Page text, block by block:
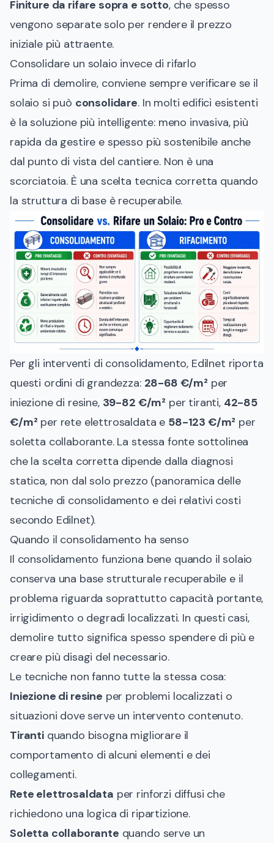
Finiture da rifare sopra e sotto, che spesso
vengono separate solo per rendere il prezzo
iniziale più attraente.
Consolidare un solaio invece di rifarlo
Prima di demolire, conviene sempre verificare se il
solaio si può consolidare. In molti edifici esistenti
è la soluzione più intelligente: meno invasiva, più
rapida da gestire e spesso più sostenibile anche
dal punto di vista del cantiere. Non è una
scorciatoia. È una scelta tecnica corretta quando
la struttura di base è recuperabile.
Per gli interventi di consolidamento, Edilnet riporta
questi ordini di grandezza: 28-68 €/m² per
iniezione di resine, 39-82 €/m² per tiranti, 42-85
€/m² per rete elettrosaldata e 58-123 €/m² per
soletta collaborante. La stessa fonte sottolinea
che la scelta corretta dipende dalla diagnosi
statica, non dal solo prezzo (panoramica delle
tecniche di consolidamento e dei relativi costi
secondo Edilnet).
Quando il consolidamento ha senso
Il consolidamento funziona bene quando il solaio
conserva una base strutturale recuperabile e il
problema riguarda soprattutto capacità portante,
irrigidimento o degradi localizzati. In questi casi,
demolire tutto significa spesso spendere di più e
creare più disagi del necessario.
Le tecniche non fanno tutte la stessa cosa:
Iniezione di resine per problemi localizzati o
situazioni dove serve un intervento contenuto.
Tirantiquando bisogna migliorare il
comportamento di alcuni elementi e dei
collegamenti.
Rete elettrosaldata per rinforzi diffusi che
richiedono una logica di ripartizione.
Soletta collaborante quando serve un